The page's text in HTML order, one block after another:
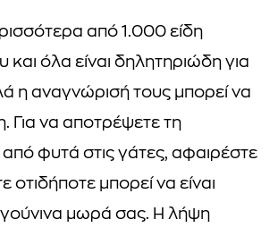
από 1.000 είδη
όλα είναι δηλητηριώδη για
η αναγνώρισή τους μπορεί να
Για να αποτρέψετε τη
φυτά στις γάτες, αφαιρέστε
μπορεί να είναι
γούνινα μωρά σας. Η λήψη